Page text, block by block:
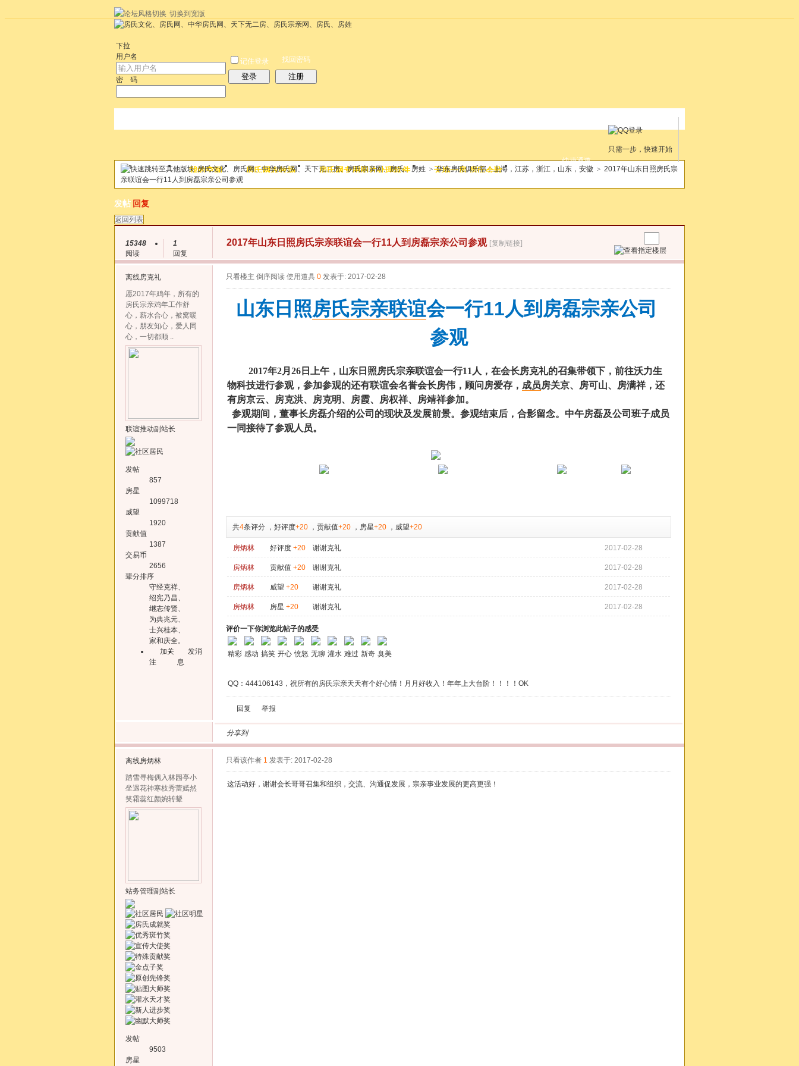
切换到宽版
下拉
用户名
密 码
记住登录
登录
找回密码
注册
只需一步，快速开始
快捷通道
论坛 我的空间 房氏网农牧场 房氏网专用图片处理软件 天地一房 房氏会歌
搜索
房氏文化、房氏网、中华房氏网、天下无二房、房氏宗亲网、房氏、房姓 > 华东房氏俱乐部：上海，江苏，浙江，山东，安徽 > 2017年山东日照房氏宗
亲联谊会一行11人到房磊宗亲公司参观
发帖 回复
返回列表
15348
阅读
1
回复
2017年山东日照房氏宗亲联谊会一行11人到房磊宗亲公司参观 [复制链接]
离线房克礼
愿2017年鸡年，所有的
房氏宗亲鸡年工作舒
心，薪水合心，被窝暖
心，朋友知心，爱人同
心，一切都顺 ..
联谊推动副站长
发帖
857
房星
1099718
威望
1920
贡献值
1387
交易币
2656
辈分排序
守经克祥、
绍宪乃昌、
继志传贤、
为典兆元、
士兴桂本、
家和庆全。
加关
注
发消
息
只看楼主 倒序阅读 使用道具 0 发表于: 2017-02-28
山东日照房氏宗亲联谊会一行11人到房磊宗亲公司
参观
2017年2月26日上午，山东日照房氏宗亲联谊会一行11人，在会长房克礼的召集带领下，前往沃力生
物科技进行参观，参加参观的还有联谊会名誉会长房伟，顾问房爱存， 成员房关京、房可山、房满祥，还
有房京云、房克洪、房克明、房霞、房权祥、房靖祥参加。
参观期间，董事长房磊介绍的公司的现状及发展前景。参观结束后，合影留念。中午房磊及公司班子成员
一同接待了参观人员。
共4条评分 ， 好评度+20 ， 贡献值+20 ， 房星+20 ， 威望+20
房炳林 好评度 +20 谢谢克礼 2017-02-28
房炳林 贡献值 +20 谢谢克礼 2017-02-28
房炳林 威望 +20 谢谢克礼 2017-02-28
房炳林 房星 +20 谢谢克礼 2017-02-28
评价一下你浏览此帖子的感受
精彩 感动 搞笑 开心 愤怒 无聊 灌水 难过 新奇 臭美
QQ：444106143，祝所有的房氏宗亲天天有个好心情！月月好收入！年年上大台阶！！！！OK
回复 举报
分享到
离线房炳林
踏雪寻梅偶入林园亭小
坐遇花神寒枝秀蕾嫣然
笑霜蕊红颜婉转颦
站务管理副站长
发帖
9503
房星
只看该作者 1 发表于: 2017-02-28
这活动好，谢谢会长哥哥召集和组织，交流、沟通促发展，宗亲事业发展的更高更强！